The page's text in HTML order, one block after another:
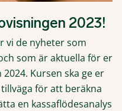
2023!
vi de nyheter som
som är aktuella för er
Kursen ska ge er
för att beräkna
en kassaflödesanalys